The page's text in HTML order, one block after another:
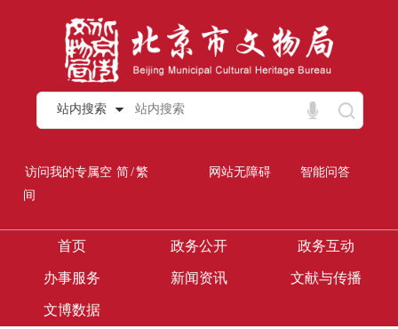
站内搜索
访问我的专属空
间
简/繁 网站无障碍 智能问答
首页 政务公开 政务互动
办事服务 新闻资讯 文献与传播
文博数据